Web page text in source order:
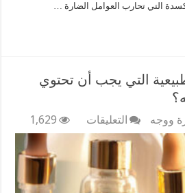
التي تحارب العوامل الضارة …
التي يجب أن تحتوي
ووجه التعليقات على
ما
هي
المكونات
الطبيعية
التي
1,629